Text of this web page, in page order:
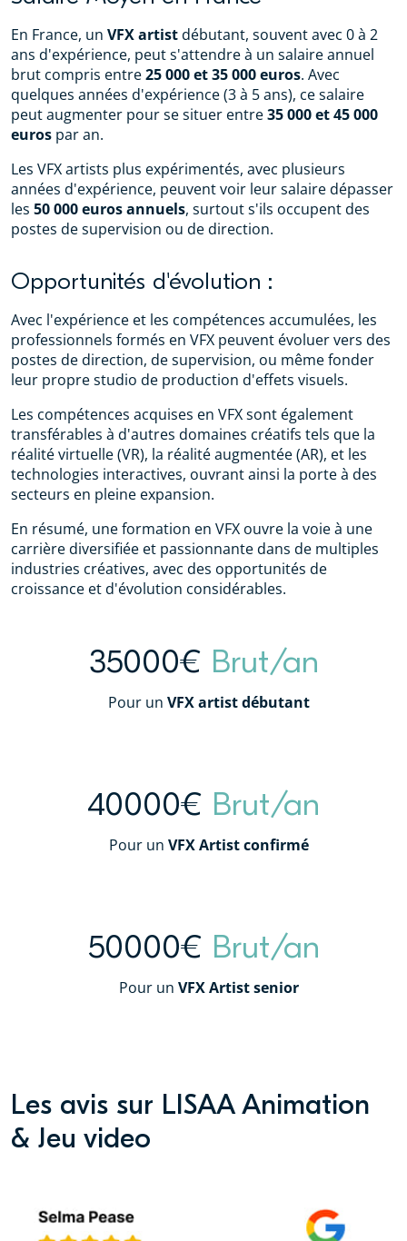
En France, un VFX artistdébutant, souvent avec 0 à 2
ans d'expérience, peut s'attendre à un salaire annuel
brut compris entre25 000 et 35 000 euros. Avec
quelques années d'expérience (3 à 5 ans), ce salaire
peut augmenter pour se situer entre35 000 et 45 000
euros par an.
Les VFX artists plus expérimentés, avec plusieurs
années d'expérience, peuvent voir leur salaire dépasser
les 50 000 euros annuels, surtout s'ils occupent des
postes de supervision ou de direction.
Opportunités d'évolution :
Avec l'expérience et les compétences accumulées, les
professionnels formés en VFX peuvent évoluer vers des
postes de direction, de supervision, ou même fonder
leur propre studio de production d'effets visuels.
Les compétences acquises en VFX sont également
transférables à d'autres domaines créatifs tels que la
réalité virtuelle (VR), la réalité augmentée (AR), et les
technologies interactives, ouvrant ainsi la porte à des
secteurs en pleine expansion.
En résumé, une formation en VFX ouvre la voie à une
carrière diversifiée et passionnante dans de multiples
industries créatives, avec des opportunités de
croissance et d'évolution considérables.
35000€ Brut/an
Pour un VFX artist débutant
40000€ Brut/an
Pour un VFX Artist confirmé
50000€ Brut/an
Pour un VFX Artist senior
Les avis sur LISAA Animation
& Jeu video